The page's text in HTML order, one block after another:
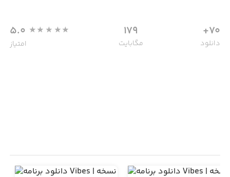
70+
دانلود
179
مگابایت
5.0
امتیاز